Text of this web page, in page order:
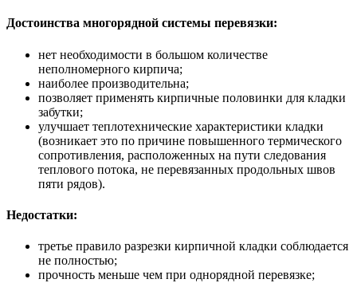
Достоинства многорядной системы перевязки:
нет необходимости в большом количестве
неполномерного кирпича;
наиболее производительна;
позволяет применять кирпичные половинки для кладки
забутки;
улучшает теплотехнические характеристики кладки
(возникает это по причине повышенного термического
сопротивления, расположенных на пути следования
теплового потока, не перевязанных продольных швов
пяти рядов).
Недостатки:
третье правило разрезки кирпичной кладки соблюдается
не полностью;
прочность меньше чем при однорядной перевязке;